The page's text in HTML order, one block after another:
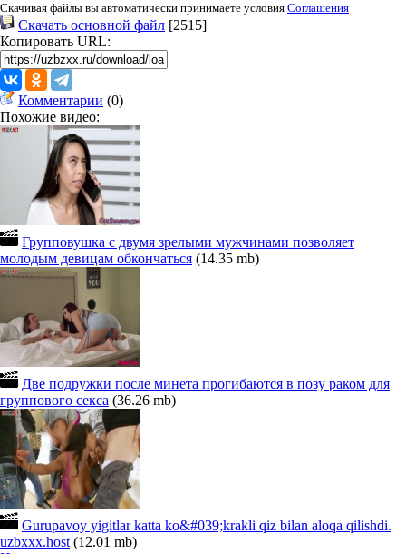
Скачивая файлы вы автоматически принимаете условия Соглашения
Скачать основной файл [2515]
Копировать URL:
Комментарии (0)
Похожие видео:
Групповушка с двумя зрелыми мужчинами позволяет
молодым девицам обкончаться (14.35 mb)
Две подружки после минета прогибаются в позу раком для
группового секса (36.26 mb)
Gurupavoy yigitlar katta ko&#039;krakli qiz bilan aloqa qilishdi.
uzbxxx.host (12.01 mb)